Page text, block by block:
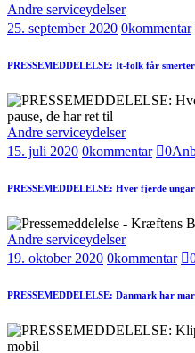
Andre serviceydelser
25. september 2020 0kommentar
PRESSEMEDDELELSE: It-folk får
Andre serviceydelser
15. juli 2020 0kommentar 0
PRESSEMEDDELELSE: Hver fjerde
Andre serviceydelser
19. oktober 2020 0kommentar
PRESSEMEDDELELSE: Danmark har